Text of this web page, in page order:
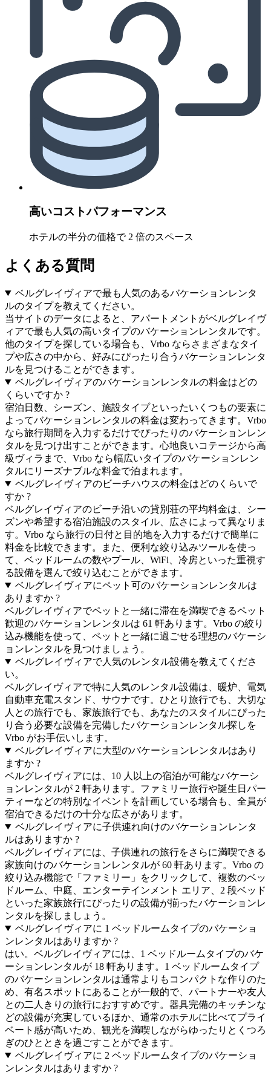
高いコストパフォーマンス
ホテルの半分の価格で 2 倍のスペース
よくある質問
ベルグレイヴィアで最も人気のあるバケーションレンタ
ルのタイプを教えてください。
当サイトのデータによると、アパートメントがベルグレイヴ
ィアで最も人気の高いタイプのバケーションレンタルです。
他のタイプを探している場合も、Vrbo ならさまざまなタイ
プや広さの中から、好みにぴったり合うバケーションレンタ
ルを見つけることができます。
ベルグレイヴィアのバケーションレンタルの料金はどの
くらいですか ?
宿泊日数、シーズン、施設タイプといったいくつもの要素に
よってバケーションレンタルの料金は変わってきます。Vrbo
なら旅行期間を入力するだけでぴったりのバケーションレン
タルを見つけ出すことができます。心地良いコテージから高
級ヴィラまで、Vrbo なら幅広いタイプのバケーションレン
タルにリーズナブルな料金で泊まれます。
ベルグレイヴィアのビーチハウスの料金はどのくらいで
すか ?
ベルグレイヴィアのビーチ沿いの貸別荘の平均料金は、シー
ズンや希望する宿泊施設のスタイル、広さによって異なりま
す。Vrbo なら旅行の日付と目的地を入力するだけで簡単に
料金を比較できます。また、便利な絞り込みツールを使っ
て、ベッドルームの数やプール、WiFi、冷房といった重視す
る設備を選んで絞り込むことができます。
ベルグレイヴィアにペット可のバケーションレンタルは
ありますか ?
ベルグレイヴィアでペットと一緒に滞在を満喫できるペット
歓迎のバケーションレンタルは 61 軒あります。Vrbo の絞り
込み機能を使って、ペットと一緒に過ごせる理想のバケーシ
ョンレンタルを見つけましょう。
ベルグレイヴィアで人気のレンタル設備を教えてくださ
い。
ベルグレイヴィアで特に人気のレンタル設備は、暖炉、電気
自動車充電スタンド、サウナです。ひとり旅行でも、大切な
人との旅行でも、家族旅行でも、あなたのスタイルにぴった
り合う必要な設備を完備したバケーションレンタル探しを
Vrbo がお手伝いします。
ベルグレイヴィアに大型のバケーションレンタルはあり
ますか ?
ベルグレイヴィアには、10 人以上の宿泊が可能なバケーシ
ョンレンタルが 2 軒あります。ファミリー旅行や誕生日パー
ティーなどの特別なイベントを計画している場合も、全員が
宿泊できるだけの十分な広さがあります。
ベルグレイヴィアに子供連れ向けのバケーションレンタ
ルはありますか ?
ベルグレイヴィアには、子供連れの旅行をさらに満喫できる
家族向けのバケーションレンタルが 60 軒あります。Vrbo の
絞り込み機能で「ファミリー」をクリックして、複数のベッ
ドルーム、中庭、エンターテインメント エリア、2 段ベッド
といった家族旅行にぴったりの設備が揃ったバケーションレ
ンタルを探しましょう。
ベルグレイヴィアに 1 ベッドルームタイプのバケーショ
ンレンタルはありますか ?
はい。ベルグレイヴィアには、1 ベッドルームタイプのバケ
ーションレンタルが 18 軒あります。1 ベッドルームタイプ
のバケーションレンタルは通常よりもコンパクトな作りのた
め、有名スポットにあることが一般的で、パートナーや友人
との二人きりの旅行におすすめです。器具完備のキッチンな
どの設備が充実しているほか、通常のホテルに比べてプライ
ベート感が高いため、観光を満喫しながらゆったりとくつろ
ぎのひとときを過ごすことができます。
ベルグレイヴィアに 2 ベッドルームタイプのバケーショ
ンレンタルはありますか ?